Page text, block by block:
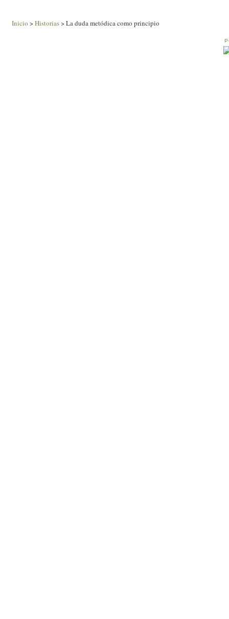
Inicio >Historias> La duda metódica como principio